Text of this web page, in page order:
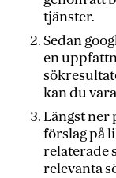
tjänster.
Sedan
en
kan du
Längst ner
förslag på
relaterade
relevanta